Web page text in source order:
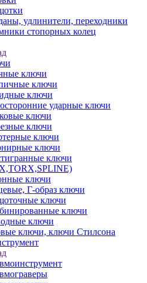
удлинители, переходники
стопорных колец
ключи
ключи
ключи
ударные ключи
ключи
ключи
ключи
ключи
ключи
ключи
Г-образ ключи
ключи
ключи
ключи
ключи, ключи Стилсона